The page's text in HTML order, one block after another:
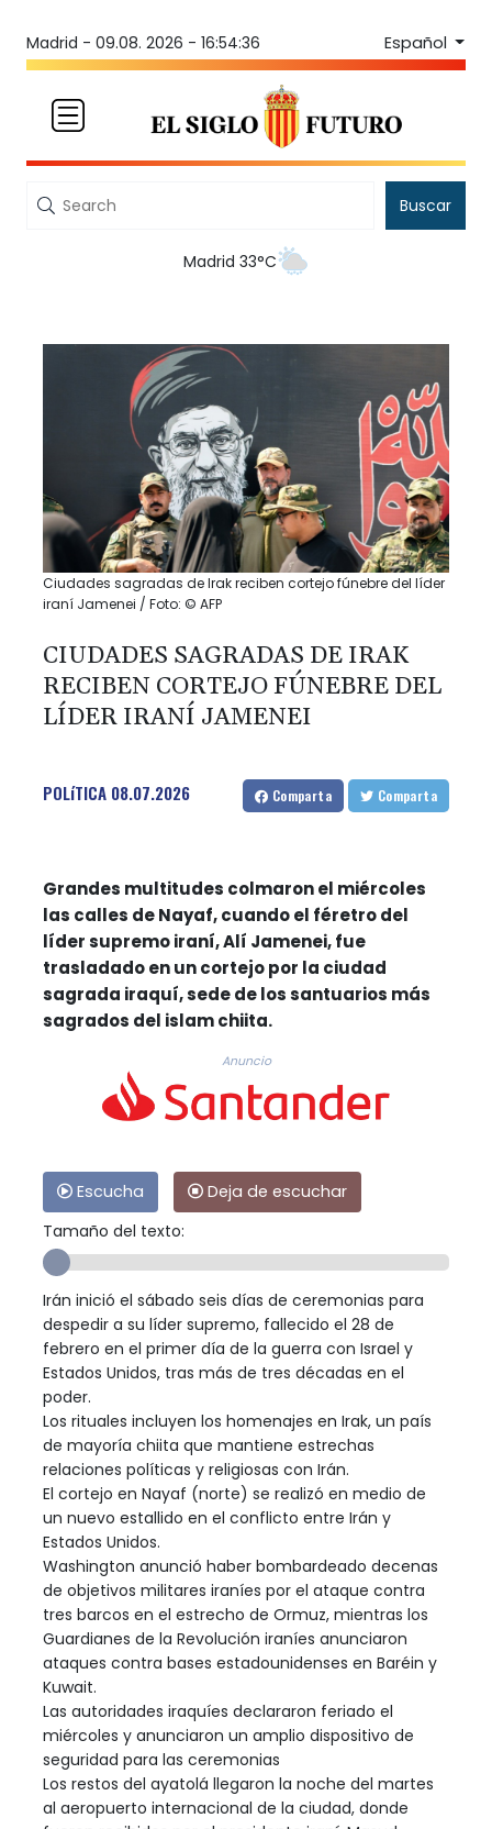
Madrid - 09.08. 2026 - 16:54:36 Español
Buscar
Madrid 33°C
Ciudades sagradas de Irak reciben cortejo fúnebre del líder
iraní Jamenei / Foto: © AFP
CIUDADES SAGRADAS DE IRAK
RECIBEN CORTEJO FÚNEBRE DEL
LÍDER IRANÍ JAMENEI
POLíTICA 08.07.2026 Comparta Comparta
Grandes multitudes colmaron el miércoles
las calles de Nayaf, cuando el féretro del
líder supremo iraní, Alí Jamenei, fue
trasladado en un cortejo por la ciudad
sagrada iraquí, sede de los santuarios más
sagrados del islam chiita.
Anuncio
Escucha
Deja de escuchar
Tamaño del texto:
Irán inició el sábado seis días de ceremonias para
despedir a su líder supremo, fallecido el 28 de
febrero en el primer día de la guerra con Israel y
Estados Unidos, tras más de tres décadas en el
poder.
Los rituales incluyen los homenajes en Irak, un país
de mayoría chiita que mantiene estrechas
relaciones políticas y religiosas con Irán.
El cortejo en Nayaf (norte) se realizó en medio de
un nuevo estallido en el conflicto entre Irán y
Estados Unidos.
Washington anunció haber bombardeado decenas
de objetivos militares iraníes por el ataque contra
tres barcos en el estrecho de Ormuz, mientras los
Guardianes de la Revolución iraníes anunciaron
ataques contra bases estadounidenses en Baréin y
Kuwait.
Las autoridades iraquíes declararon feriado el
miércoles y anunciaron un amplio dispositivo de
seguridad para las ceremonias
Los restos del ayatolá llegaron la noche del martes
al aeropuerto internacional de la ciudad, donde